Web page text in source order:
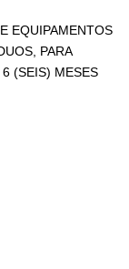
EQUIPAMENTOS
PARA
(SEIS) MESES